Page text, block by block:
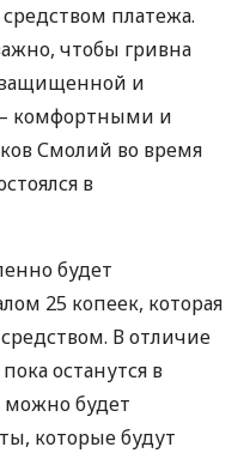
платежа.
чтобы гривна
защищенной и
комфортными и
Смолий во время
в
будет
25 копеек, которая
В отличие
останутся в
будет
которые будут